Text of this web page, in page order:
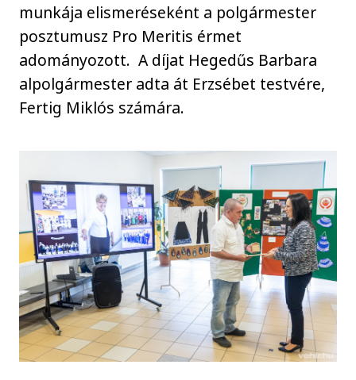
munkája elismeréseként a polgármester
posztumusz Pro Meritis érmet
adományozott. A díjat Hegedűs Barbara
alpolgármester adta át Erzsébet testvére,
Fertig Miklós számára.